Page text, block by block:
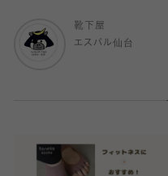
靴下屋
エスパル仙台